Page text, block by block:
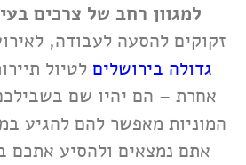
למגוון רחב של צרכים
זקוקים להסעה לעבודה,
גדולה בירושלים לטיול
אחרת – הם יהיו שם
המוניות מאפשר להם להגיע
אתם נמצאים ולהסיע אתכם